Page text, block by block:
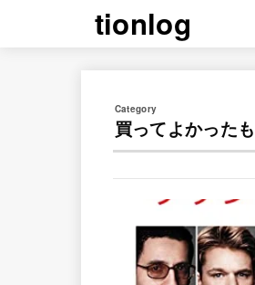
tionlog
買ってよかった